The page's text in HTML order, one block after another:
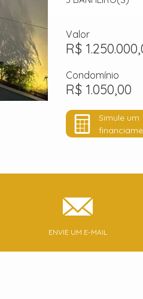
Valor
R$
Condomínio
R$ 1.050,00
Simule um
ENVIE UM E-MAIL